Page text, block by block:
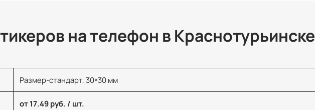
на телефон в Краснотурьинске
Размер-стандарт, 30×30 мм
от 17.49 руб. / шт.